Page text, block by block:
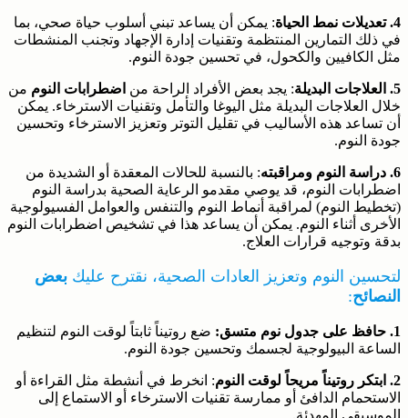
4. تعديلات نمط الحياة
: يمكن أن يساعد تبني أسلوب حياة صحي، بما
في ذلك التمارين المنتظمة وتقنيات إدارة الإجهاد وتجنب المنشطات
مثل الكافيين والكحول، في تحسين جودة النوم.
5. العلاجات البديلة : يجد بعض الأفراد الراحة من اضطرابات النوم من
خلال العلاجات البديلة مثل اليوغا والتأمل وتقنيات الاسترخاء. يمكن
أن تساعد هذه الأساليب في تقليل التوتر وتعزيز الاسترخاء وتحسين
جودة النوم.
6. دراسة النوم ومراقبته
: بالنسبة للحالات المعقدة أو الشديدة من
اضطرابات النوم، قد يوصي مقدمو الرعاية الصحية بدراسة النوم
(تخطيط النوم) لمراقبة أنماط النوم والتنفس والعوامل الفسيولوجية
الأخرى أثناء النوم. يمكن أن يساعد هذا في تشخيص اضطرابات النوم
بدقة وتوجيه قرارات العلاج.
لتحسين النوم وتعزيز العادات الصحية، نقترح عليك بعض
النصائح:
1. حافظ على جدول نوم متسق:
ضع روتيناً ثابتاً لوقت النوم لتنظيم
الساعة البيولوجية لجسمك وتحسين جودة النوم.
2. ابتكر روتيناً مريحاً لوقت النوم
: انخرط في أنشطة مثل القراءة أو
الاستحمام الدافئ أو ممارسة تقنيات الاسترخاء أو الاستماع إلى